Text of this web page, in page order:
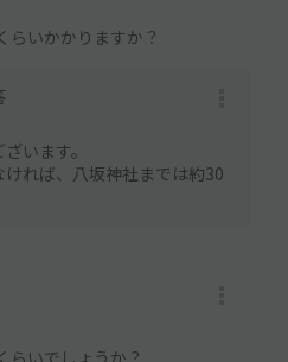
らいかかりますか？
います。
れば、八坂神社までは約30
らいでしょうか？